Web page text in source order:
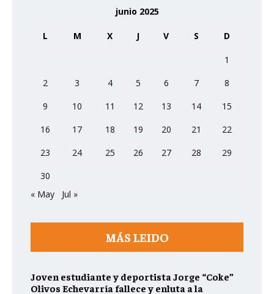
junio 2025
L M X J V S D
1
2
3 4 5 6 7
8
9
10 11 12 13 14
15
16
17 18 19 20 21
22
23
24 25 26 27 28
29
30
« May
Jul »
MÁS LEIDO
Joven estudiante y deportista Jorge “Coke”
Olivos Echevarría fallece y enluta a la